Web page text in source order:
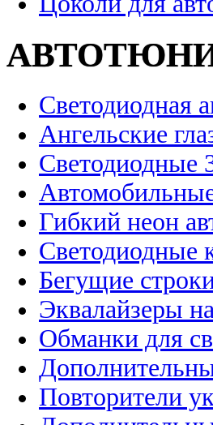
Светодиодная
Ангельские
Светодиодные
Гибкий неон
Светодиодные
Бегущие
Эквалайзеры
Обманки для
Повторители